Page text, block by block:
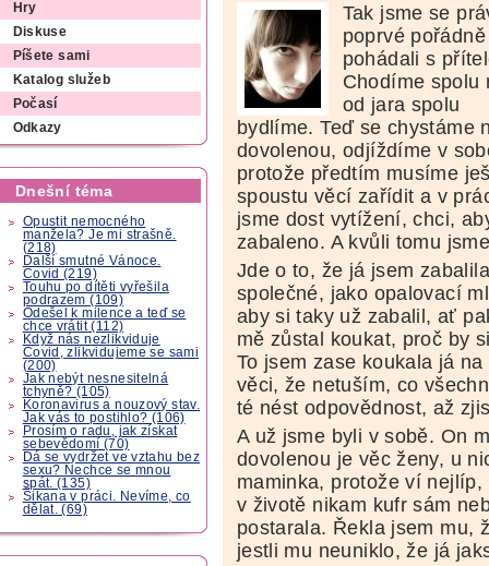
Hry
Diskuse
Píšete sami
Katalog služeb
Počasí
Odkazy
Dnešní téma
Opustit nemocného
manžela? Je mi strašně.
(218)
Další smutné Vánoce.
Covid (219)
Touhu po dítěti vyřešila
podrazem (109)
Odešel k milence a teď se
chce vrátit (112)
Když nás nezlikviduje
Covid, zlikvidujeme se sami
(200)
Jak nebýt nesnesitelná
tchyně? (105)
Koronavirus a nouzový stav.
Jak vás to postihlo? (106)
Prosím o radu, jak získat
sebevědomí (70)
Dá se vydržet ve vztahu bez
sexu? Nechce se mnou
spát. (135)
Šikana v práci. Nevíme, co
dělat. (69)
Tak jsme se
poprvé pořádně
pohádali s
Chodíme spolu
od jara spolu
bydlíme. Teď se chystáme
dovolenou, odjíždíme v
protože předtím musíme
spoustu věcí zařídit a v
jsme dost vytížení, chci,
zabaleno. A kvůli tomu
Jde o to, že já jsem
společné, jako opalovací
aby si taky už zabalil, ať
mě zůstal koukat, proč by
To jsem zase koukala já
věci, že netuším, co
té nést odpovědnost, až
A už jsme byli v sobě. On
dovolenou je věc ženy, u
maminka, protože ví
v životě nikam kufr sám
postarala. Řekla jsem mu,
jestli mu neuniklo, že já